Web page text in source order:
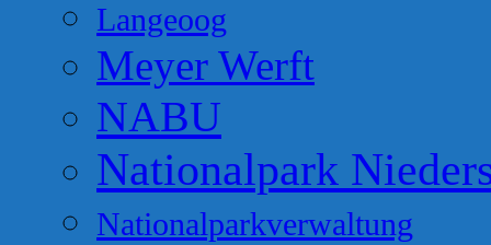
Langeoog
Meyer Werft
NABU
Nationalpark
Nationalparkverwaltung